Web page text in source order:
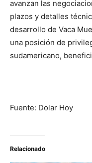
avanzan las
plazos y detalles
desarrollo de Vaca
una posición de
sudamericano,
Fuente: Dolar Hoy
Relacionado